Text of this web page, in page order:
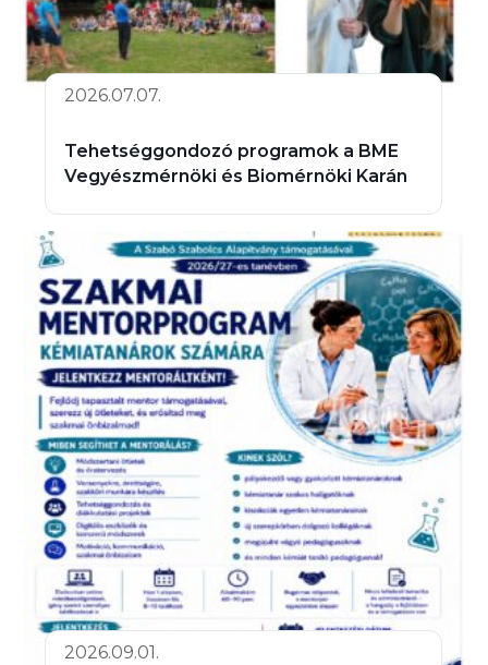
2026.07.07.
Tehetséggondozó programok a BME
Vegyészmérnöki és Biomérnöki Karán
2026.09.01.